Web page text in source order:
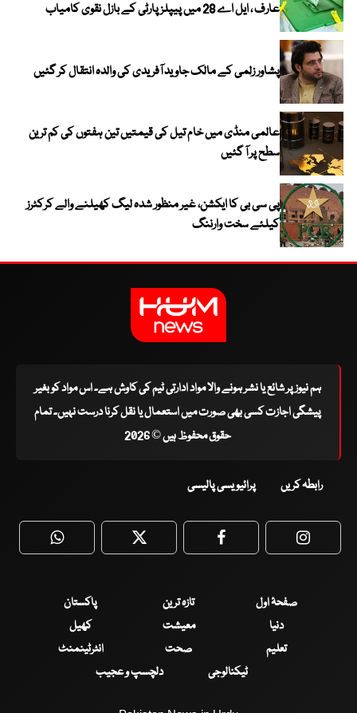
عارف ، ایل اے 28 میں پیپلز پارٹی کے بازل نقوی کامیاب
پشاور زلمی کے مالک جاوید آفریدی کی والدہ انتقال کر گئیں
عالمی منڈی میں خام تیل کی قیمتیں تین ہفتوں کی کم ترین
سطح پر آ گئیں
پی سی بی کا ایکشن، غیر منظور شدہ لیگ کھیلنے والے کرکٹرز
کیلئے سخت وارننگ
ہم نیوز پر شائع یا نشر ہونے والا مواد ادارتی ٹیم کی کاوش ہے۔ اس مواد کو بغیر
پیشگی اجازت کسی بھی صورت میں استعمال یا نقل کرنا درست نہیں۔ تمام
حقوق محفوظ ہیں © 2026
رابطہ کریں پرائیویسی پالیسی
WhatsApp Twitter Facebook
صفحۂ اول تازہ ترین
پاکستان
دنیا
معیشت
کھیل
تعلیم
صحت
انٹرٹینمنٹ
ٹیکنالوجی
دلچسپ و عجیب